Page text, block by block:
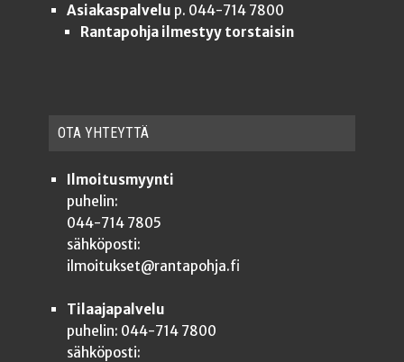
Asiakaspalvelu p. 044-714 7800
Rantapohja ilmestyy torstaisin
OTA YHTEYT­TÄ
Ilmoitusmyynti
puhelin:
044-714 7805
sähköposti:
ilmoitukset@rantapohja.fi
Tilaajapalvelu
puhelin: 044-714 7800
sähköposti: